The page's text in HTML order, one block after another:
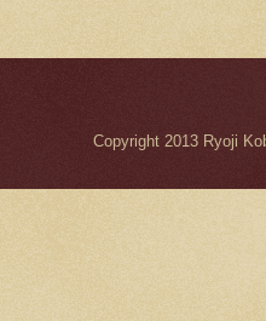
Copyright 2013 Ryoji